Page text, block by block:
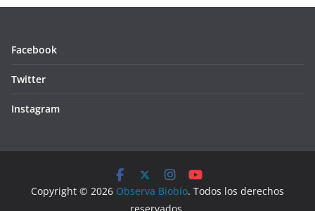
Facebook
Twitter
Instagram
Copyright © 2026 Observa Biobío. Todos los derechos